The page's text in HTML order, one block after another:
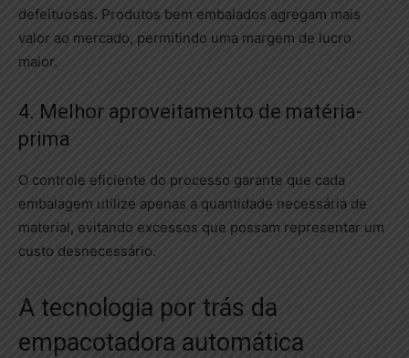
defeituosas. Produtos bem embalados agregam mais
valor ao mercado, permitindo uma margem de lucro
maior.
4. Melhor aproveitamento de matéria-
prima
O controle eficiente do processo garante que cada
embalagem utilize apenas a quantidade necessária de
material, evitando excessos que possam representar um
custo desnecessário.
A tecnologia por trás da
empacotadora automática